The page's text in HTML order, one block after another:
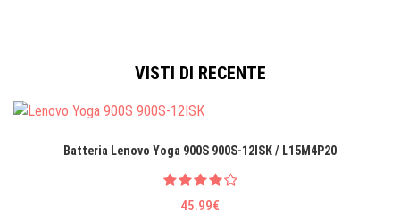
VISTI DI RECENTE
Batteria Lenovo Yoga 900S 900S-12ISK / L15M4P20
45.99€